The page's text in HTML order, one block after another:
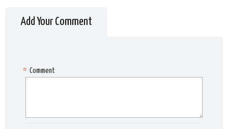
Add Your Comment
Comment
*